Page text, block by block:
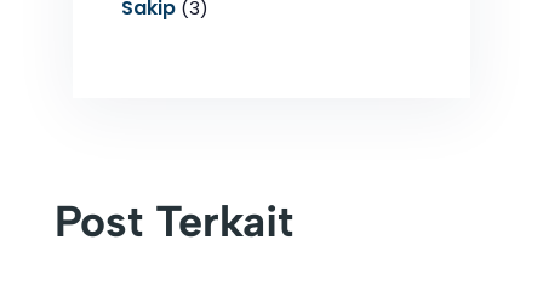
Sakip(3)
Post Terkait